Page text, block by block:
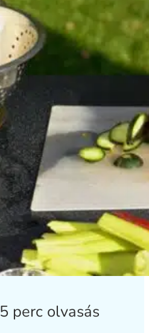
5 perc olvasás